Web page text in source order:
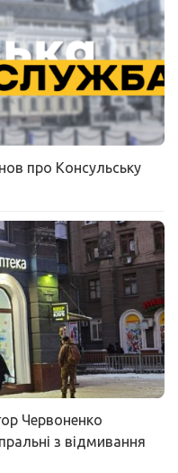
про Консульську
Червоненко
з відмивання